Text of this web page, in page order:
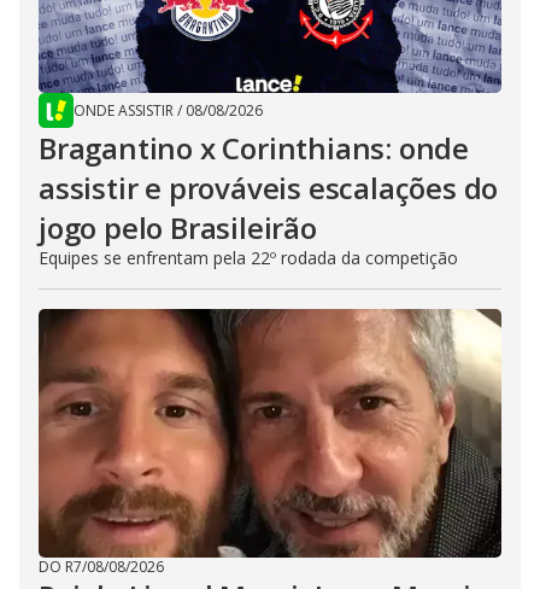
ONDE ASSISTIR/ 08/08/2026
Bragantino x Corinthians: onde
assistir e prováveis escalações do
jogo pelo Brasileirão
Equipes se enfrentam pela 22º rodada da competição
DO R7/08/08/2026